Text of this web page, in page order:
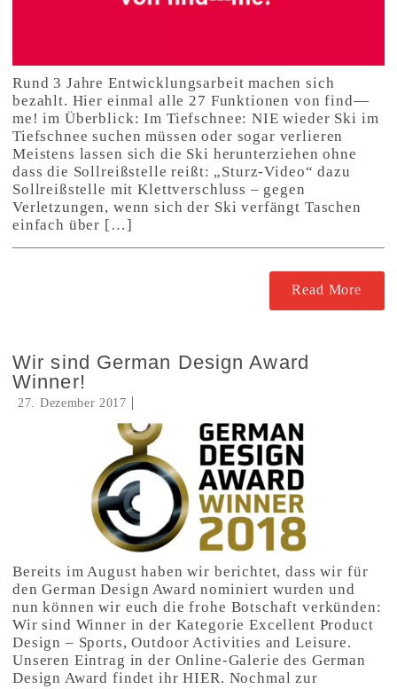
Rund 3 Jahre Entwicklungsarbeit machen sich
bezahlt. Hier einmal alle 27 Funktionen von find—
me! im Überblick: Im Tiefschnee: NIE wieder Ski im
Tiefschnee suchen müssen oder sogar verlieren
Meistens lassen sich die Ski herunterziehen ohne
dass die Sollreißstelle reißt: „Sturz-Video“ dazu
Sollreißstelle mit Klettverschluss – gegen
Verletzungen, wenn sich der Ski verfängt Taschen
einfach über […]
Read More
Wir sind German Design Award
Winner!
27. Dezember 2017
Bereits im August haben wir berichtet, dass wir für
den German Design Award nominiert wurden und
nun können wir euch die frohe Botschaft verkünden:
Wir sind Winner in der Kategorie Excellent Product
Design – Sports, Outdoor Activities and Leisure.
Unseren Eintrag in der Online-Galerie des German
Design Award findet ihr HIER. Nochmal zur